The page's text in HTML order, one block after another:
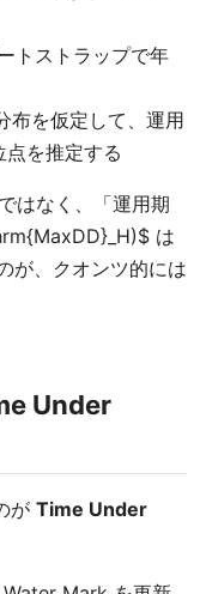
トストラップで年
布を仮定して、運用
を推定する
はなく、「運用期
は
が、クオンツ的には
Under
が Time Under